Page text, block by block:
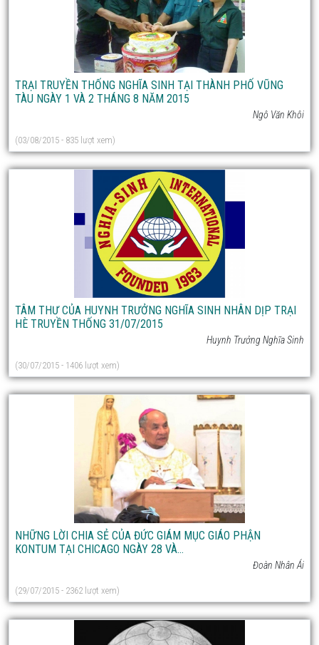
TRẠI TRUYỀN THỐNG NGHĨA SINH TẠI THÀNH PHỐ VŨNG
TÀU NGÀY 1 VÀ 2 THÁNG 8 NĂM 2015
Ngô Văn Khôi
(03/08/2015 - 835 lượt xem)
TÂM THƯ CỦA HUYNH TRƯỞNG NGHĨA SINH NHÂN DỊP TRẠI
HÈ TRUYỀN THỐNG 31/07/2015
Huynh Trưởng Nghĩa Sinh
(30/07/2015 - 1406 lượt xem)
NHỮNG LỜI CHIA SẺ CỦA ĐỨC GIÁM MỤC GIÁO PHẬN
KONTUM TẠI CHICAGO NGÀY 28 VÀ...
Đoàn Nhân Ái
(29/07/2015 - 2362 lượt xem)